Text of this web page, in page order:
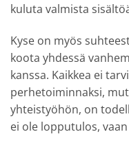
kuluta valmista
Kyse on myös
koota yhdessä
kanssa. Kaikkea ei
perhetoiminnaksi,
yhteistyöhön, on
ei ole lopputulos,